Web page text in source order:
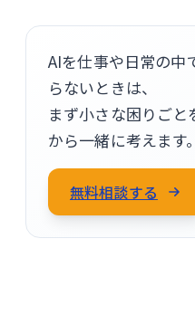
AIを仕事や日常の中
らないときは、
まず小さな困りご
から一緒に考えます。
無料相談する